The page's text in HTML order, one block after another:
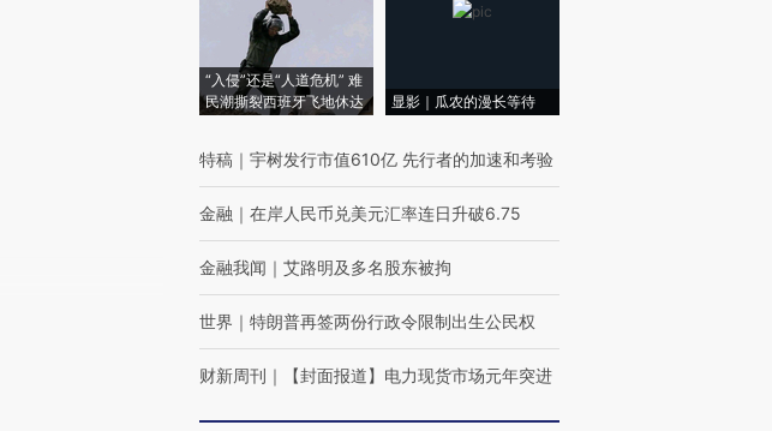
“入侵”还是“人道危机” 难
民潮撕裂西班牙飞地休达
显影｜瓜农的漫长等待
特稿 ｜ 宇树发行市值610亿 先行者的加速和考验
金融 ｜ 在岸人民币兑美元汇率连日升破6.75
金融我闻 ｜ 艾路明及多名股东被拘
世界 ｜ 特朗普再签两份行政令限制出生公民权
财新周刊 ｜ 【封面报道】电力现货市场元年突进